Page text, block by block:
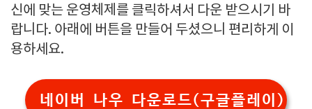
신에 맞는 운영체제를 클릭하셔서 다운 받으시기 바
랍니다. 아래에 버튼을 만들어 두셨으니 편리하게 이
용하세요.
네이버 나우 다운로드(구글플레이)